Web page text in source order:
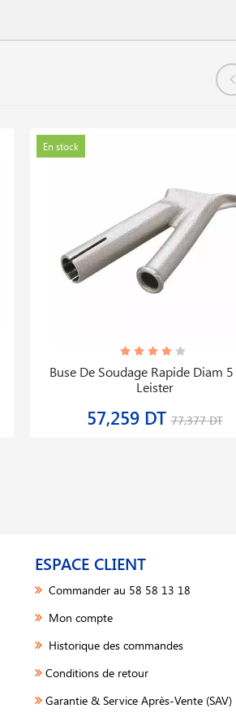
En stock
Buse De Soudage Rapide Diam
Leister
57,259 DT77,377 DT
ESPACE CLIENT
Commander au 58 58 13 18
Mon compte
Historique des commandes
Conditions de retour
Garantie & Service Après-Vente (SAV)